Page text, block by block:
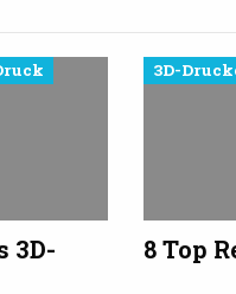
3D-
3D-
8 Top